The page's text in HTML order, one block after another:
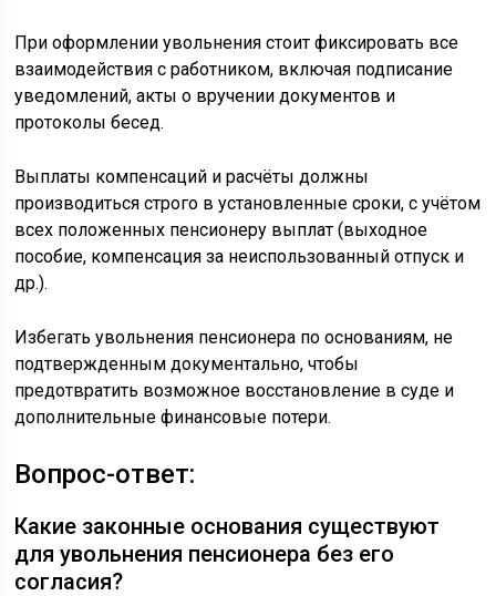
При оформлении увольнения стоит фиксировать все
взаимодействия с работником, включая подписание
уведомлений, акты о вручении документов и
протоколы бесед.
Выплаты компенсаций и расчёты должны
производиться строго в установленные сроки, с учётом
всех положенных пенсионеру выплат (выходное
пособие, компенсация за неиспользованный отпуск и
др.).
Избегать увольнения пенсионера по основаниям, не
подтвержденным документально, чтобы
предотвратить возможное восстановление в суде и
дополнительные финансовые потери.
Вопрос-ответ:
Какие законные основания существуют
для увольнения пенсионера без его
согласия?